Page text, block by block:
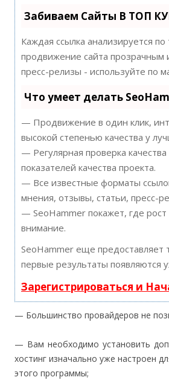
Забиваем Сайты В ТОП
Каждая ссылка анализируется
продвижение сайта прозрачным
пресс-релизы - используйте по
Что умеет делать
— Продвижение в один клик,
высокой степенью качества у
— Регулярная проверка
показателей качества проекта.
— Все известные форматы
мнения, отзывы, статьи, пресс-
— SeoHammer покажет, где
внимание.
SeoHammer еще предоставляет
первые результаты появляются
Зарегистрироваться и
— Большинство провайдеров не
— Вам необходимо установить
хостинг изначально уже настроен
этого программы;